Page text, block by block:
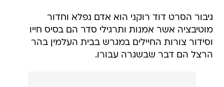
גיבור הסרט דוד רוקני הוא אדם נפלא וחדור
מוטיבציה אשר אמנות ותרגילי סדר הם בסיס חייו
וסידור צורות החיילים במגרש בבית העלמין בהר
הרצל הם דבר שבשגרה עבורו.